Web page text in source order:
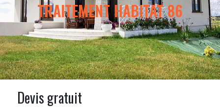
TRAITEMENT HABITAT 86
Devis gratuit